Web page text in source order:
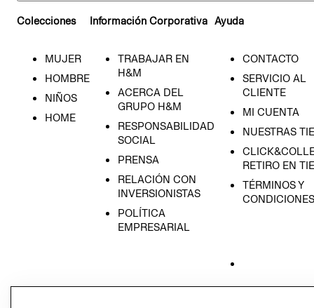
Colecciones
MUJER
HOMBRE
NIÑOS
HOME
Información Corporativa
TRABAJAR EN
H&M
ACERCA DEL
GRUPO H&M
RESPONSABILIDAD
SOCIAL
PRENSA
RELACIÓN CON
INVERSIONISTAS
POLÍTICA
EMPRESARIAL
Ayuda
CONTACTO
SERVICIO AL
CLIENTE
MI CUENTA
NUESTRAS
RETIRO EN
TÉRMINOS Y
CONDICIONES